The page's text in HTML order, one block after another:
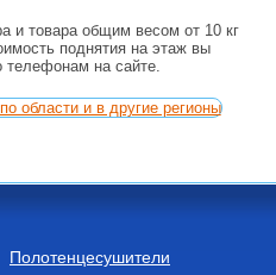
и товара общим весом от 10 кг
поднятия на этаж вы
телефонам на сайте.
области и в другие регионы
Полотенцесушители